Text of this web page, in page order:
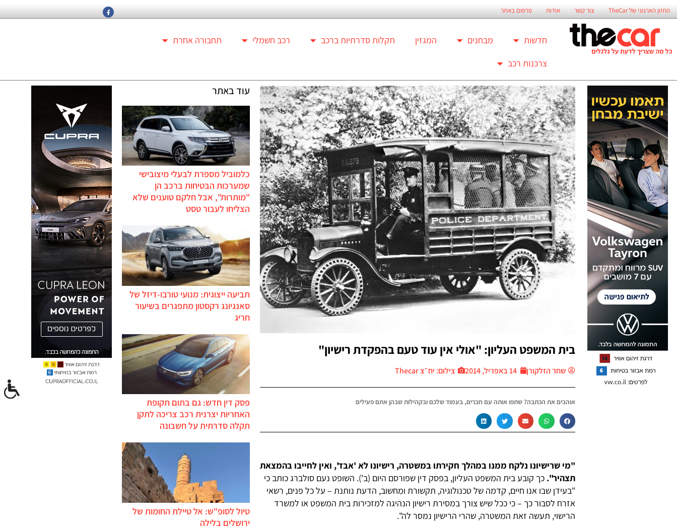
החזון הארגוני של TheCar צור קשר אודות פרסום באתר
חדשות מבחנים המגזין תקלות סדרתיות ברכב רכב חשמלי
תחבורה אחרת
צרכנות רכב
בית המשפט העליון: "אולי אין עוד טעם בהפקדת רישיון"
שחר הזלקורן 14 באפריל, 2014 צילום: יח״צ Thecar
אוהבים את הכתבה? שתפו אותה עם חברים, בעמוד שלכם ובקהילות שבהן אתם פעילים
"מי שרישיונו נלקח ממנו במהלך חקירתו במשטרה, רישיונו לא 'אבד', ואין לחייבו בהמצאת
תצהיר". כך קובע בית המשפט העליון, בפסק דין שפורסם היום (ב'). השופט נעם סולברג כותב כי
"בעידן שבו אנו חיים, קִדמה של טכנולוגיה, תקשורת ומִחשוב, הדעת נותנת – על כל פנים, רשאי
אזרח לסבור כך – כי ככל שיש צורך במסירת רישיון הנהיגה למזכירות בית המשפט או למשרד
הרישוי, תעשה זאת המשטרה, שהרי הרישיון נמסר לה".
עוד באתר
כלמוביל מספרת לבעלי מיצובישי
שמערכות הבטיחות ברכב הן
"מותרות", אבל חלקם טוענים שלא
הצליחו לעבור טסט
תביעה ייצוגית: מנועי טורבו-דיזל של
סאנגיונג רקסטון מתפגרים בשיעור
חריג
פסק דין חדש: גם בתום תקופת
האחריות יצרנית רכב צריכה לתקן
תקלה סדרתית על חשבונה
טיול לסופ"ש: אל טיילת החומות של
ירושלים בלילה